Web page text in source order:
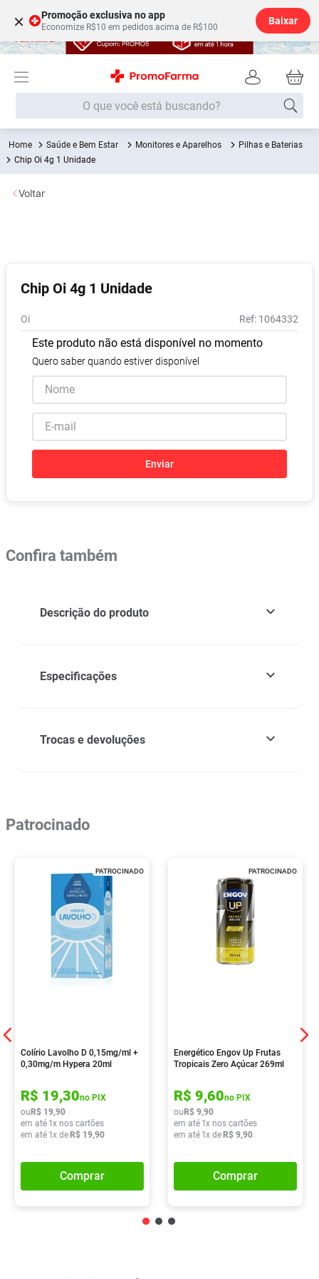
× Promoção exclusiva no app
Economize R$10 em pedidos acima de R$100
Baixar
O que você está buscando?
Saúde e Bem Estar Monitores e Aparelhos
Pilhas e Baterias
Chip Oi 4g 1 Unidade
Chip Oi 4g 1 Unidade
Oi : 1064332
Este produto não está disponível no momento
Quero saber quando estiver disponível
Enviar
Voltar
Confira também
Descrição do produto
Especificações
Trocas e devoluções
Patrocinado
PATROCINADO
Colírio Lavolho D 0,15mg/ml +
0,30mg/m Hypera 20ml
R$ 19,30no PIX
ou R$ 19,90
em até 1x nos cartões
em até 1x de R$ 19,90
Comprar
PATROCINADO
Energético Engov Up Frutas
Tropicais Zero Açúcar 269ml
R$ 9,60no PIX
ou R$ 9,90
em até 1x nos cartões
em até 1x de R$ 9,90
Comprar
Termos mais buscados
1º Fralda
2
6º Shampoo
8 Absorvente
9º Vitamina D
10 º